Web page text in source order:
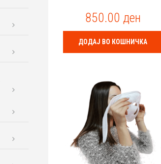
u
t
5
850.00 ден
ДОДАЈ ВО КОШНИЧКА